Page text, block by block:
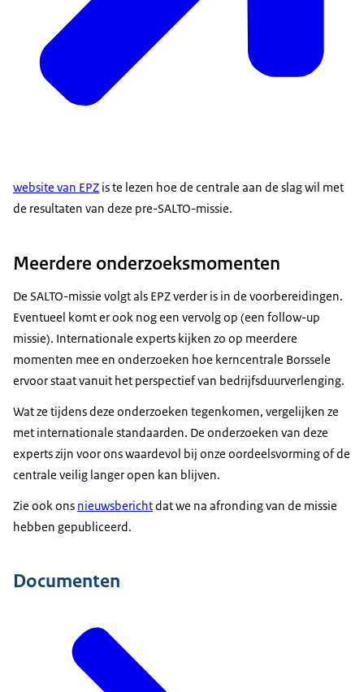
website van EPZ is te lezen hoe de centrale aan de slag wil met
de resultaten van deze pre-SALTO-missie.
Meerdere onderzoeksmomenten
De SALTO-missie volgt als EPZ verder is in de voorbereidingen.
Eventueel komt er ook nog een vervolg op (een follow-up
missie). Internationale experts kijken zo op meerdere
momenten mee en onderzoeken hoe kerncentrale Borssele
ervoor staat vanuit het perspectief van bedrijfsduurverlenging.
Wat ze tijdens deze onderzoeken tegenkomen, vergelijken ze
met internationale standaarden. De onderzoeken van deze
experts zijn voor ons waardevol bij onze oordeelsvorming of de
centrale veilig langer open kan blijven.
Zie ook ons nieuwsberichtdat we na afronding van de missie
hebben gepubliceerd.
Documenten